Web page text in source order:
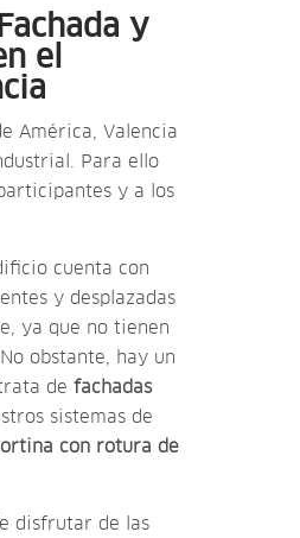
y
el
América, Valencia
Para ello
y a los
cuenta con
y desplazadas
ya que no tienen
obstante, hay un
de fachadas
sistemas de
con rotura de
disfrutar de las